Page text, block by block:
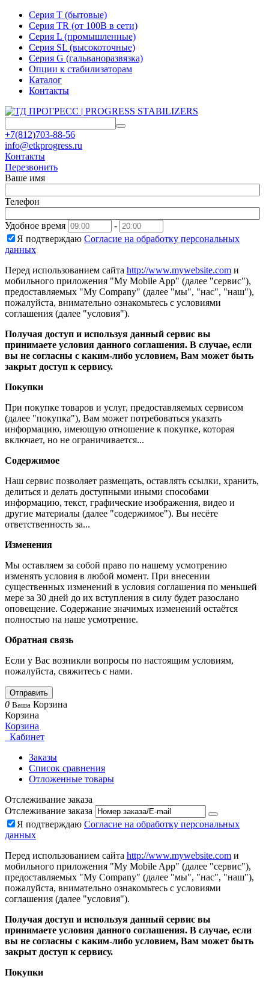
Серия T (бытовые)
Серия TR (от 100В в сети)
Серия L (промышленные)
Серия SL (высокоточные)
Серия G (гальваноразвязка)
Опции к стабилизаторам
Каталог
Контакты
+7(812)703-88-56
info@etkprogress.ru
Контакты
Перезвонить
Ваше имя
Телефон
Удобное время
-
Я подтверждаю Согласие на обработку персональных
данных
Перед использованием сайта http://www.mywebsite.com и
мобильного приложения "My Mobile App" (далее "сервис"),
предоставляемых "My Company" (далее "мы", "нас", "наш"),
пожалуйста, внимательно ознакомьтесь с условиями
соглашения (далее "условия").
Получая доступ и используя данный сервис вы
принимаете условия данного соглашения. В случае, если
вы не согласны с каким-либо условием, Вам может быть
закрыт доступ к сервису.
Покупки
При покупке товаров и услуг, предоставляемых сервисом
(далее "покупка"), Вам может потребоваться указать
информацию, имеющую отношение к покупке, которая
включает, но не ограничивается...
Содержимое
Наш сервис позволяет размещать, оставлять ссылки, хранить,
делиться и делать доступными иными способами
информацию, текст, графические изображения, видео и
другие материалы (далее "содержимое"). Вы несёте
ответственность за...
Изменения
Мы оставляем за собой право по нашему усмотрению
изменять условия в любой момент. При внесении
существенных изменений в условия соглашения по меньшей
мере за 30 дней до их вступления в силу будет разослано
оповещение. Содержание значимых изменений остаётся
полностью на наше усмотрение.
Обратная связь
Если у Вас возникли вопросы по настоящим условиям,
пожалуйста, свяжитесь с нами.
Отправить
0 Ваша Корзина
Корзина
Корзина
Кабинет
Заказы
Список сравнения
Отложенные товары
Отслеживание заказа
Отслеживание заказа
Я подтверждаю Согласие на обработку персональных
данных
Перед использованием сайта http://www.mywebsite.com и
мобильного приложения "My Mobile App" (далее "сервис"),
предоставляемых "My Company" (далее "мы", "нас", "наш"),
пожалуйста, внимательно ознакомьтесь с условиями
соглашения (далее "условия").
Получая доступ и используя данный сервис вы
принимаете условия данного соглашения. В случае, если
вы не согласны с каким-либо условием, Вам может быть
закрыт доступ к сервису.
Покупки